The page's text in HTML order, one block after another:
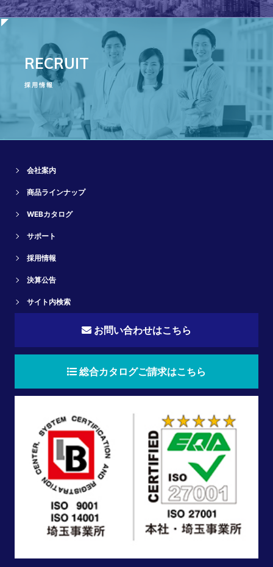
RECRUIT
採用情報
会社案内
商品ラインナップ
WEBカタログ
サポート
採用情報
決算公告
サイト内検索
お問い合わせはこちら
総合カタログご請求はこちら